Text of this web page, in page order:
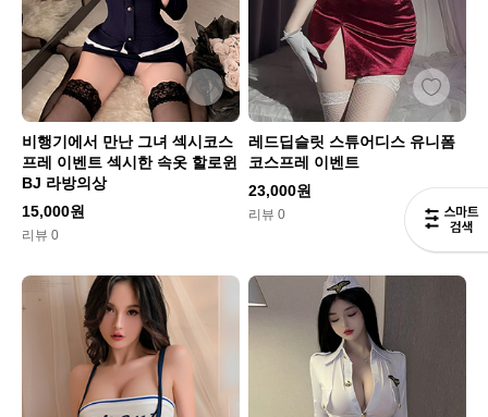
비행기에서 만난 그녀 섹시코스
프레 이벤트 섹시한 속옷 할로윈
BJ 라방의상
15,000원
리뷰 0
레드딥슬릿 스튜어디스 유니폼
코스프레 이벤트
23,000원
리뷰 0